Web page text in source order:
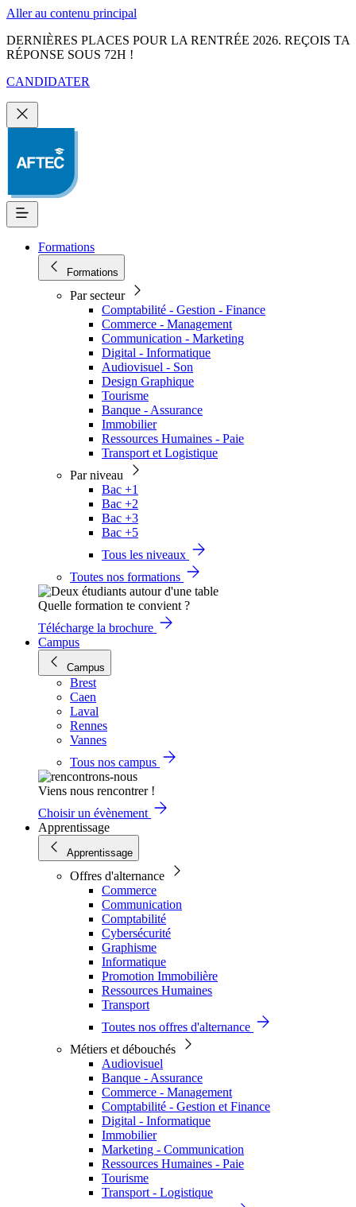
Aller au contenu principal
DERNIÈRES PLACES POUR LA RENTRÉE 2026. REÇOIS TA
RÉPONSE SOUS 72H !
CANDIDATER
Formations
Formations
Par secteur
Comptabilité - Gestion - Finance
Commerce - Management
Communication - Marketing
Digital - Informatique
Audiovisuel - Son
Design Graphique
Tourisme
Banque - Assurance
Immobilier
Ressources Humaines - Paie
Transport et Logistique
Par niveau
Bac +1
Bac +2
Bac +3
Bac +5
Tous les niveaux
Toutes nos formations
Quelle formation te convient ?
Télécharge la brochure
Campus
Campus
Brest
Caen
Laval
Rennes
Vannes
Tous nos campus
Viens nous rencontrer !
Choisir un évènement
Apprentissage
Apprentissage
Offres d'alternance
Commerce
Communication
Comptabilité
Cybersécurité
Graphisme
Informatique
Promotion Immobilière
Ressources Humaines
Transport
Toutes nos offres d'alternance
Métiers et débouchés
Audiovisuel
Banque - Assurance
Commerce - Management
Comptabilité - Gestion et Finance
Digital - Informatique
Immobilier
Marketing - Communication
Ressources Humaines - Paie
Tourisme
Transport - Logistique